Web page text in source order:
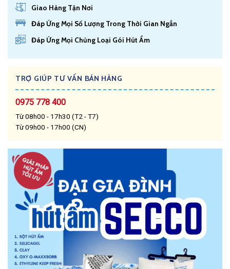
Giao Hàng Tận Nơi
Đáp Ứng Mọi Số Lượng Trong Thời Gian Ngắn
Đáp Ứng Mọi Chủng Loại Gói Hút Ẩm
TRỢ GIÚP TƯ VẤN BÁN HÀNG
0975 778 400
Từ 08h00 - 17h30 (T2 - T7)
Từ 09h00 - 17h00 (CN)